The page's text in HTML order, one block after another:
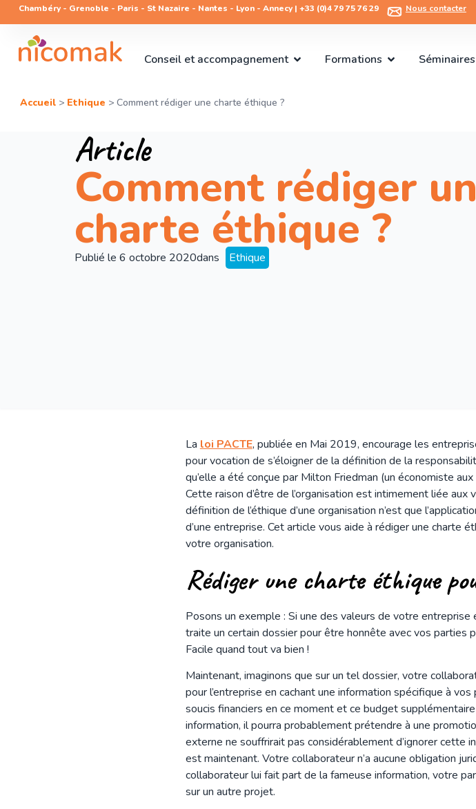
Chambéry - Grenoble - Paris - St Nazaire - Nantes - Lyon - Annecy | +33 (0)4 79 75 76 29​ Nous contacter
Conseil et accompagnement Formations Séminaires
Accueil> Ethique > Comment rédiger une charte éthique ?
Article
Comment rédiger
charte éthique ?
Publié le 6 octobre 2020dans Ethique
La loi PACTE, publiée en Mai 2019, encourage les
pour vocation de s’éloigner de la définition de la
qu’elle a été conçue par Milton Friedman (un économiste
Cette raison d’être de l’organisation est intimement liée
définition de l’éthique d’une organisation n’est que
d’une entreprise. Cet article vous aide à rédiger une charte
votre organisation.
Rédiger une charte éthique
Posons un exemple : Si une des valeurs de votre
traite un certain dossier pour être honnête avec vos parties
Facile quand tout va bien !
Maintenant, imaginons que sur un tel dossier, votre
pour l’entreprise en cachant une information spécifique à
soucis financiers en ce moment et ce budget
information, il pourra probablement prétendre à une
externe ne souffrirait pas considérablement d’ignorer cette
est maintenant. Votre collaborateur n’a aucune obligation
collaborateur lui fait part de la fameuse information, votre
sur un autre projet.